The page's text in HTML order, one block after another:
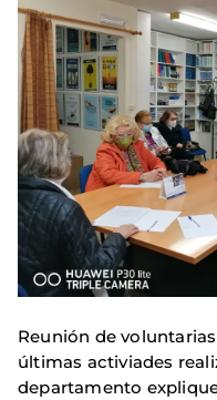
Reunión de
últimas activiades
departamento